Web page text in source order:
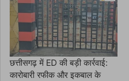
छत्तीसगढ़ में ED की बड़ी कार्रवाई:
कारोबारी रफीक और इकबाल के